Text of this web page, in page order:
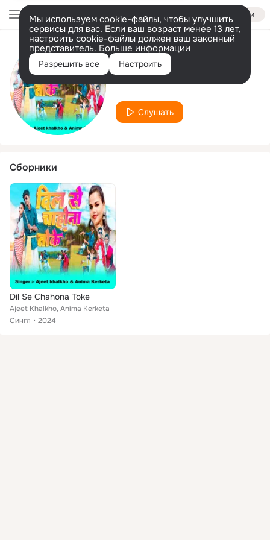
Войти
Мы используем cookie-файлы, чтобы улучшить
сервисы для вас. Если ваш возраст менее 13 лет,
настроить cookie-файлы должен ваш законный
представитель. Больше информации
Разрешить все Настроить
Исполнитель
Anima Kerketa
Слушать
Сборники
Dil Se Chahona Toke
Ajeet Khalkho, Anima Kerketa
Сингл
2024